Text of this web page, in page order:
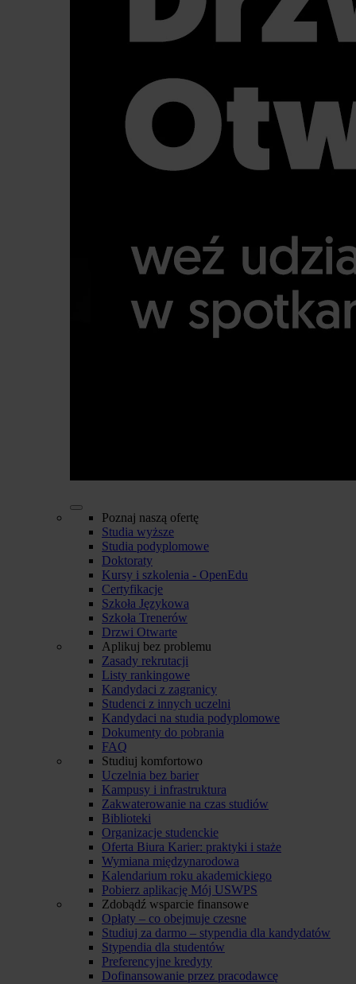
Poznaj naszą ofertę
Studia wyższe
Studia podyplomowe
Doktoraty
Kursy i szkolenia - OpenEdu
Certyfikacje
Szkoła Językowa
Szkoła Trenerów
Drzwi Otwarte
Aplikuj bez problemu
Zasady rekrutacji
Listy rankingowe
Kandydaci z zagranicy
Studenci z innych uczelni
Kandydaci na studia podyplomowe
Dokumenty do pobrania
FAQ
Studiuj komfortowo
Uczelnia bez barier
Kampusy i infrastruktura
Zakwaterowanie na czas studiów
Biblioteki
Organizacje studenckie
Oferta Biura Karier: praktyki i staże
Wymiana międzynarodowa
Kalendarium roku akademickiego
Pobierz aplikację Mój USWPS
Zdobądź wsparcie finansowe
Opłaty – co obejmuje czesne
Studiuj za darmo – stypendia dla kandydatów
Stypendia dla studentów
Preferencyjne kredyty
Dofinansowanie przez pracodawcę